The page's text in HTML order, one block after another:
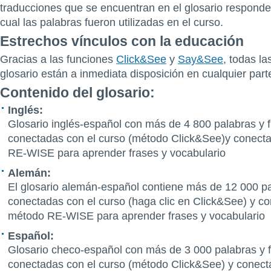
traducciones que se encuentran en el glosario
cual las palabras fueron utilizadas en el curso.
Estrechos vínculos con la educación
Gracias a las funciones Click&See y Say&See, todas
glosario están a inmediata disposición en cualquier
Contenido del glosario:
Inglés:
Glosario inglés-español con más de 4 800 palabras y
conectadas con el curso (método Click&See)y
RE-WISE para aprender frases y vocabulario
Alemán:
El glosario alemán-español contiene más de 12 000
conectadas con el curso (haga clic en Click&See) y
método RE-WISE para aprender frases y vocabulario
Español:
Glosario checo-español con más de 3 000 palabras y
conectadas con el curso (método Click&See) y